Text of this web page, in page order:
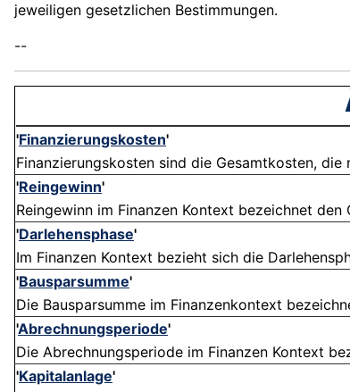
jeweiligen gesetzlichen Bestimmungen.
--
'Finanzierungskosten'
Finanzierungskosten sind die Gesamtkosten,
'Reingewinn'
Reingewinn im Finanzen Kontext bezeichnet
'Darlehensphase'
Im Finanzen Kontext bezieht sich die
'Bausparsumme'
Die Bausparsumme im Finanzenkontext
'Abrechnungsperiode'
Die Abrechnungsperiode im Finanzen Kontext
'Kapitalanlage'